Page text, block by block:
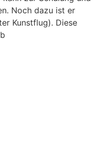
Noch dazu ist er
Kunstflug). Diese